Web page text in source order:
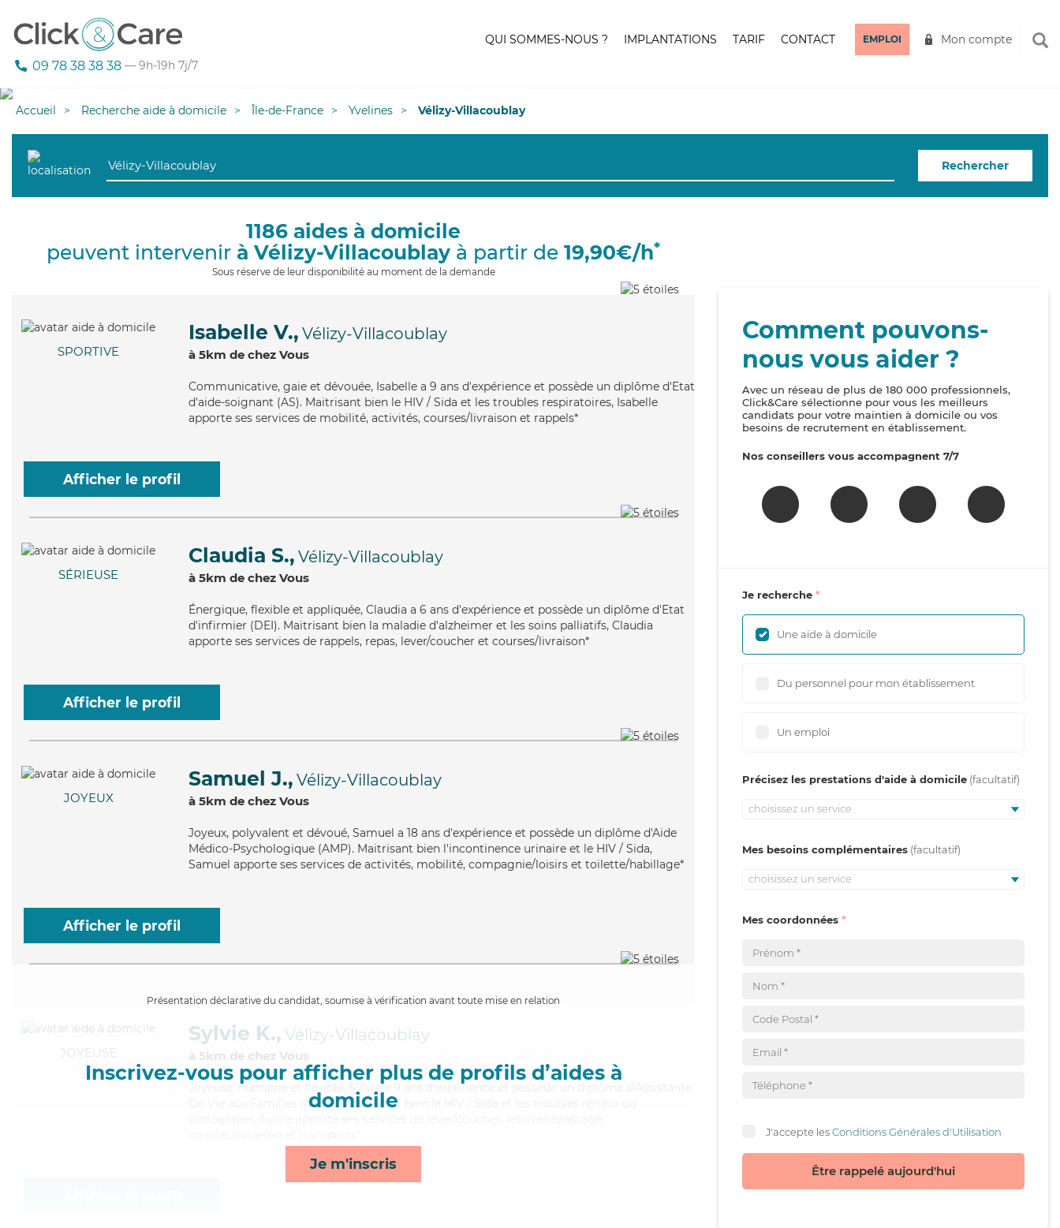
09 78 38 38 38 — 9h-19h 7j/7
QUI SOMMES-NOUS ? IMPLANTATIONS TARIF CONTACT EMPLOI Mon compte
Accueil Recherche aide à domicile Île-de-France Yvelines Vélizy-Villacoublay
Rechercher
1186 aides à domicile
peuvent intervenir à Vélizy-Villacoublay à partir de 19,90€/h*
Sous réserve de leur disponibilité au moment de la demande
SPORTIVE
Isabelle V., Vélizy-Villacoublay
à 5km de chez Vous
Communicative, gaie et dévouée, Isabelle a 9 ans d'expérience et possède un diplôme d'Etat
d'aide-soignant (AS). Maitrisant bien le HIV / Sida et les troubles respiratoires, Isabelle
apporte ses services de mobilité, activités, courses/livraison et rappels*
Afficher le profil
SÉRIEUSE
Claudia S., Vélizy-Villacoublay
à 5km de chez Vous
Énergique, flexible et appliquée, Claudia a 6 ans d'expérience et possède un diplôme d'Etat
d'infirmier (DEI). Maitrisant bien la maladie d'alzheimer et les soins palliatifs, Claudia
apporte ses services de rappels, repas, lever/coucher et courses/livraison*
Afficher le profil
JOYEUX
Samuel J., Vélizy-Villacoublay
à 5km de chez Vous
Joyeux, polyvalent et dévoué, Samuel a 18 ans d'expérience et possède un diplôme d'Aide
Médico-Psychologique (AMP). Maitrisant bien l'incontinence urinaire et le HIV / Sida,
Samuel apporte ses services de activités, mobilité, compagnie/loisirs et toilette/habillage*
Afficher le profil
Présentation déclarative du candidat, soumise à vérification avant toute mise en relation
Inscrivez-vous pour afficher plus de profils d’aides à
domicile
Je m'inscris
JOYEUSE
Sylvie K., Vélizy-Villacoublay
à 5km de chez Vous
, humaine et flexible, Sylvie a 9 ans d'expérience et possède un diplôme d'Assistante
De Vie aux Familles (ADVF). Maitrisant bien le HIV / Sida et les troubles rénaux ou
Comment pouvons-
nous vous aider ?
Avec un réseau de plus de 180 000 professionnels,
Click&Care sélectionne pour vous les meilleurs
candidats pour votre maintien à domicile ou vos
besoins de recrutement en établissement.
Nos conseillers vous accompagnent 7/7
Je recherche
Une aide à domicile
Du personnel pour mon établissement
Un emploi
Précisez les prestations d'aide à domicile
choisissez un service
Mes besoins complémentaires
choisissez un service
Mes coordonnées
J'accepte lesConditions Générales d'Utilisation
Être rappelé aujourd'hui